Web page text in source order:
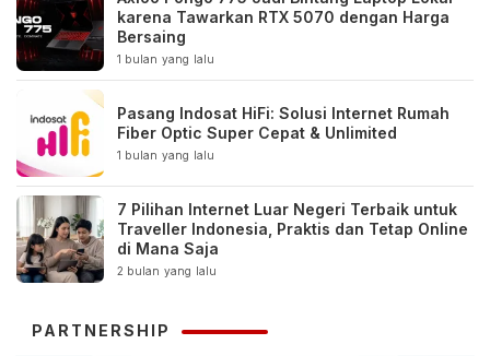
karena Tawarkan RTX 5070 dengan Harga
Bersaing
1 bulan yang lalu
Pasang Indosat HiFi: Solusi Internet Rumah
Fiber Optic Super Cepat & Unlimited
1 bulan yang lalu
7 Pilihan Internet Luar Negeri Terbaik untuk
Traveller Indonesia, Praktis dan Tetap Online
di Mana Saja
2 bulan yang lalu
PARTNERSHIP